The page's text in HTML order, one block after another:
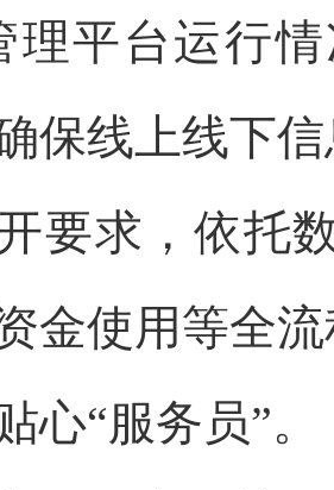
理平台运行
保线上线下
要求，依托
金使用等全
心“服务员”。